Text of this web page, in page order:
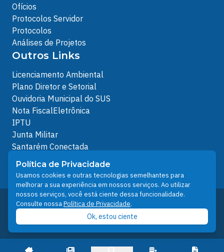
Ofícios
Protocolos Servidor
Protocolos
Análises de Projetos
Outros Links
Licenciamento Ambiental
Plano Diretor e Setorial
Ouvidoria Municipal do SUS
Nota FiscalEletrônica
IPTU
Junta Militar
Santarém Conectada
Política de Privacidade
People illustrations by Storyset
Desenvolvido pelo Núcleo Técnico de Gestão de
Tecnologia da Informação - NTI
Prefeitura de Santarém © 2026
Política de Privacidade
Usamos cookies e outras tecnologias semelhantes para
melhorar a sua experiência em nossos serviços. Ao utilizar
nossos serviços, você está ciente dessa funcionalidade.
Consulte nossaPolítica de Privacidade.
Ok, estou ciente